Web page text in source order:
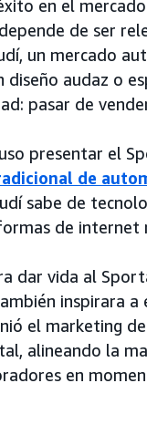
en el
de ser
un mercado
diseño audaz o
pasar de
presentar el
de
sabe de
de internet
dar vida al
inspirara
el marketing
alineando la
en